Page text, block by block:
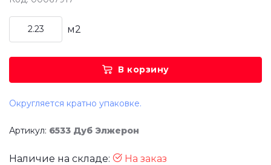
м2
В корзину
Округляется кратно упаковке.
Артикул: 6533 Дуб Элжерон
Наличие на складе: На заказ